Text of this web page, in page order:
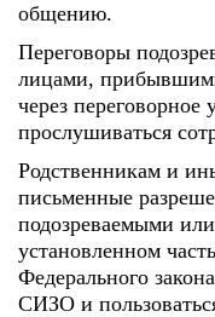
общению.
Переговоры
лицами,
через переговорное
прослушиваться
Родственникам и
письменные
подозреваемыми
установленном
Федерального
СИЗО и